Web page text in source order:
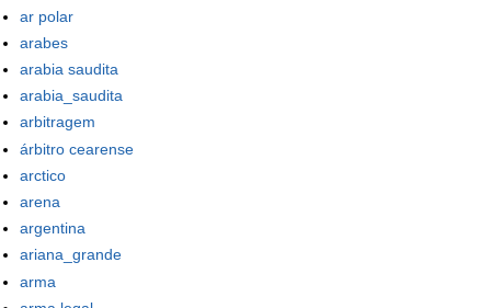
ar polar
arabes
arabia saudita
arabia_saudita
arbitragem
árbitro cearense
arctico
arena
argentina
ariana_grande
arma